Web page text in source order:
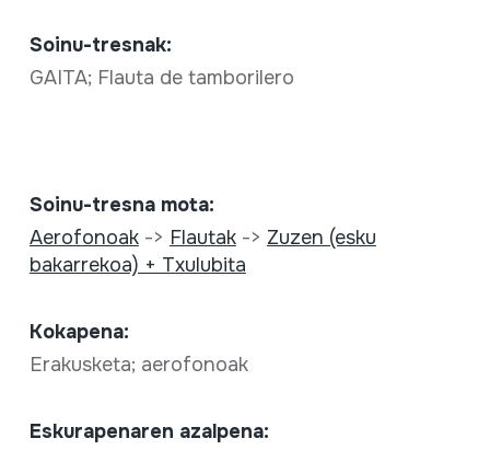
Soinu-tresnak:
GAITA; Flauta de tamborilero
Soinu-tresna mota:
Aerofonoak-> Flautak-> Zuzen (esku
bakarrekoa) + Txulubita
Kokapena:
Erakusketa; aerofonoak
Eskurapenaren azalpena: